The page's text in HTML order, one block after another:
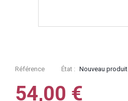
Référence État : Nouveau produit
54,00 €